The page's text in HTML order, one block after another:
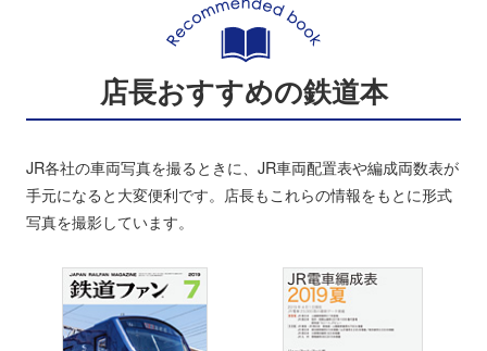
店長おすすめの鉄道本
JR各社の車両写真を撮るときに、JR車両配置表や編成両数表が
手元になると大変便利です。店長もこれらの情報をもとに形式
写真を撮影しています。